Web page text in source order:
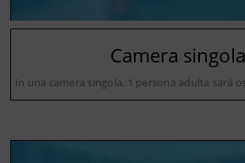
Camera singola
In una camera singola, 1 persona adulta sarà